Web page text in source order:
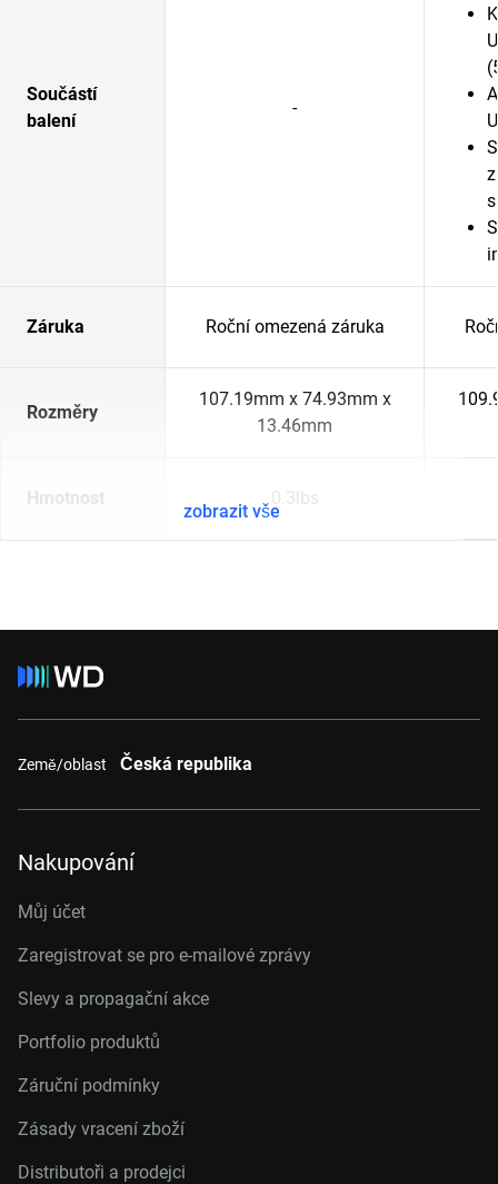
Součástí
balení
-
Záruka Roční omezená záruka
Rozměry
107.19mm x 74.93mm x
13.46mm
Hmotnost 0.3lbs
zobrazit vše
Země/oblast Česká republika
Nakupování
Můj účet
Zaregistrovat se pro e-mailové zprávy
Slevy a propagační akce
Portfolio produktů
Záruční podmínky
Zásady vracení zboží
Distributoři a prodejci